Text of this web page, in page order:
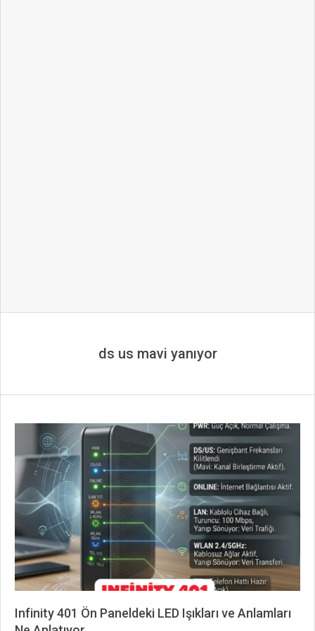
ds us mavi yanıyor
Infinity 401 Ön Paneldeki LED Işıkları ve Anlamları